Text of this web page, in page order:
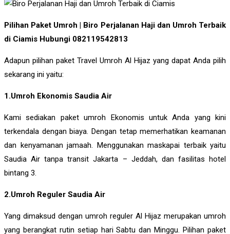
Pilihan Paket Umroh | Biro Perjalanan Haji dan Umroh Terbaik
di Ciamis Hubungi 082119542813
Adapun pilihan paket Travel Umroh Al Hijaz yang dapat Anda pilih
sekarang ini yaitu:
1.Umroh Ekonomis Saudia Air
Kami sediakan paket umroh Ekonomis untuk Anda yang kini
terkendala dengan biaya. Dengan tetap memerhatikan keamanan
dan kenyamanan jamaah. Menggunakan maskapai terbaik yaitu
Saudia Air tanpa transit Jakarta – Jeddah, dan fasilitas hotel
bintang 3.
2.Umroh Reguler Saudia Air
Yang dimaksud dengan umroh reguler Al Hijaz merupakan umroh
yang berangkat rutin setiap hari Sabtu dan Minggu. Pilihan paket